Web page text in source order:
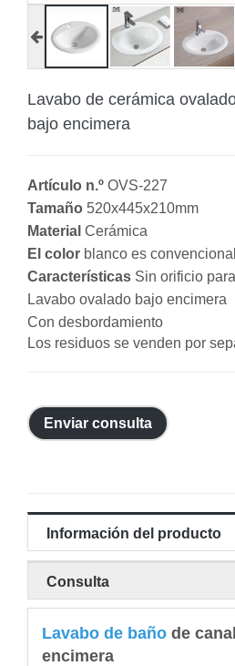
Lavabo de cerámica
bajo encimera
Artículo n.º OVS-227
Tamaño 520x445x210mm
Material Cerámica
El color blanco es convencional
Características Sin orificio
Lavabo ovalado bajo encimera
Con desbordamiento
Los residuos se venden por
Enviar consulta
Información del producto
Consulta
Lavabo de baño de
encimera